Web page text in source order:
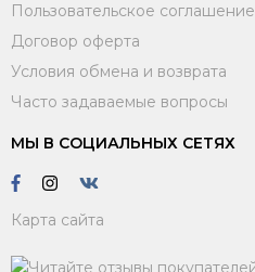
Пользовательское соглашение
Договор оферта
Условия обмена и возврата
Часто задаваемые вопросы
МЫ В СОЦИАЛЬНЫХ СЕТЯХ
Карта сайта